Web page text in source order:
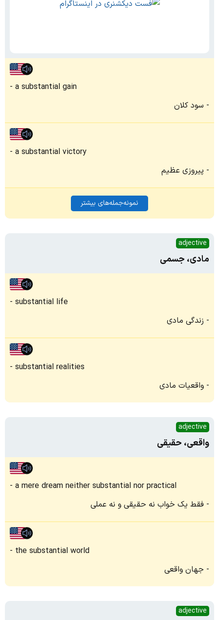
a substantial gain
سود کلان
a substantial victory
پیروزی عظیم
نمونه‌جمله‌های بیشتر
adjective
مادی، جسمی
substantial life
زندگی مادی
substantial realities
واقعیات مادی
adjective
واقعی، حقیقی
a mere dream neither substantial nor practical
فقط یک خواب نه حقیقی و نه عملی
the substantial world
جهان واقعی
adjective